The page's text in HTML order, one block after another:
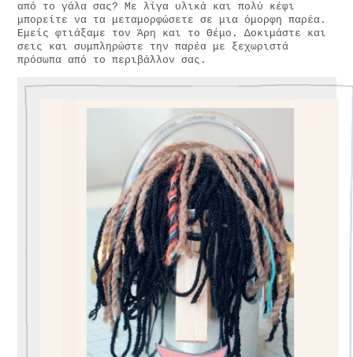
από το γάλα σας? Με λίγα υλικά και πολύ κέφι
μπορείτε να τα μεταμορφώσετε σε μια όμορφη παρέα.
Εμείς φτιάξαμε τον Άρη και το Θέμο. Δοκιμάστε και
σεις και συμπληρώστε την παρέα με ξεχωριστά
πρόσωπα από το περιβάλλον σας.